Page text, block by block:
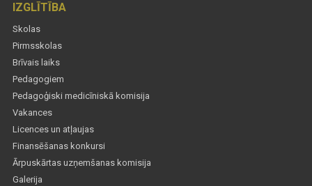
IZGLĪTĪBA
Skolas
Pirmsskolas
Brīvais laiks
Pedagogiem
Pedagoģiski medicīniskā komisija
Vakances
Licences un atļaujas
Finansēšanas konkursi
Ārpuskārtas uzņemšanas komisija
Galerija